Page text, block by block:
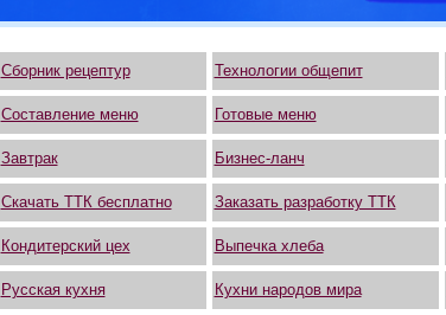
Сборник рецептур Технологии общепит
Составление меню Готовые меню
Завтрак Бизнес-ланч
Скачать ТТК бесплатно Заказать разработку ТТК
Кондитерский цех Выпечка хлеба
Русская кухня Кухни народов мира